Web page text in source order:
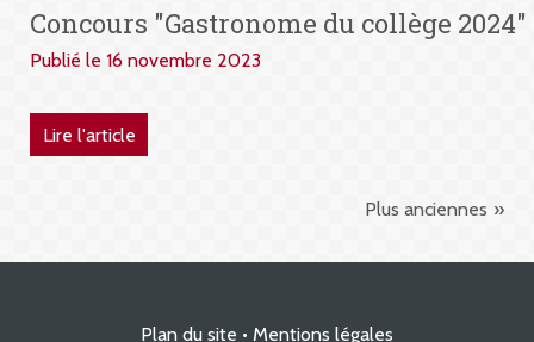
Concours "Gastronome du collège 2024"
Publié le 16 novembre 2023
Lire l'article
Plus anciennes
Plan du site Mentions légales